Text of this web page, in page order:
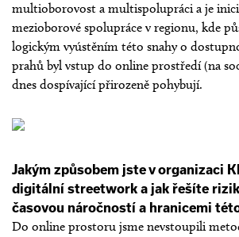
multioborovost a multispolupráci a je
mezioborové spolupráce v regionu, kde
logickým vyústěním této snahy o
prahů byl vstup do online prostředí (na
dnes dospívající přirozeně pohybují.
Jakým způsobem jste v organizaci
digitální streetwork a jak řešíte
časovou náročností a hranicemi
Do online prostoru jsme nevstoupili